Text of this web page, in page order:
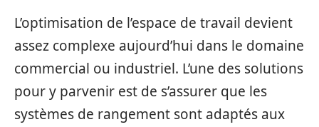
L’optimisation de l’espace de travail devient
assez complexe aujourd’hui dans le domaine
commercial ou industriel. L’une des solutions
pour y parvenir est de s’assurer que les
systèmes de rangement sont adaptés aux